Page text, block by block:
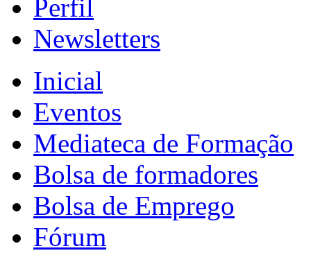
Perfil
Newsletters
Inicial
Eventos
Mediateca de Formação
Bolsa de formadores
Bolsa de Emprego
Fórum